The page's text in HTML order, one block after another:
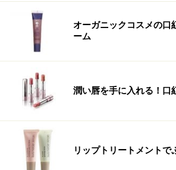
オーガニックコスメの口
ーム
潤い唇を手に入れる！口
リップトリートメントで